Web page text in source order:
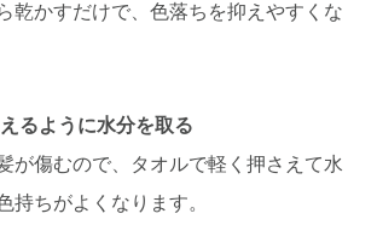
乾かすだけで、色落ちを抑えやすくな
るように水分を取る
が傷むので、タオルで軽く押さえて水
持ちがよくなります。